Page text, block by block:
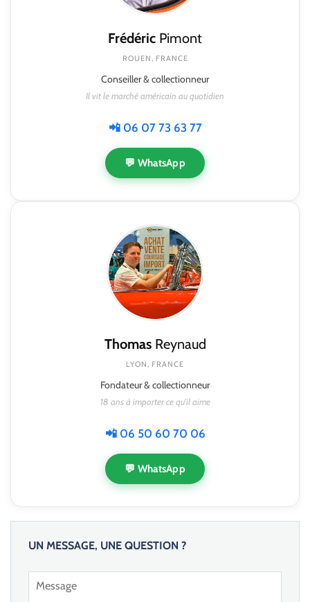
Frédéric Pimont
ROUEN, FRANCE
Conseiller & collectionneur
Il vit le marché américain au quotidien
📲 06 07 73 63 77
💬 WhatsApp
ThomasReynaud
LYON, FRANCE
Fondateur & collectionneur
18 ans à importer ce qu'il aime
📲 06 50 60 70 06
💬 WhatsApp
UN MESSAGE, UNE QUESTION ?